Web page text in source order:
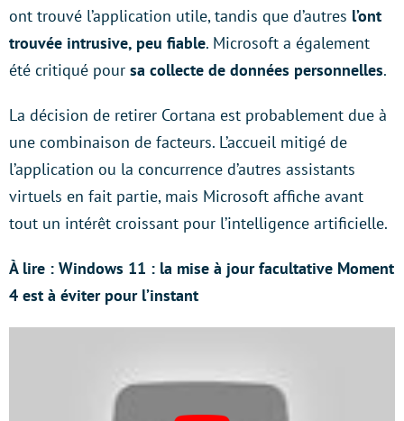
ont trouvé l’application utile, tandis que d’autres l’ont
trouvée intrusive, peu fiable. Microsoft a également
été critiqué pour sa collecte de données personnelles.
La décision de retirer Cortana est probablement due à
une combinaison de facteurs. L’accueil mitigé de
l’application ou la concurrence d’autres assistants
virtuels en fait partie, mais Microsoft affiche avant
tout un intérêt croissant pour l’intelligence artificielle.
À lire : Windows 11 : la mise à jour facultative Moment
4 est à éviter pour l’instant